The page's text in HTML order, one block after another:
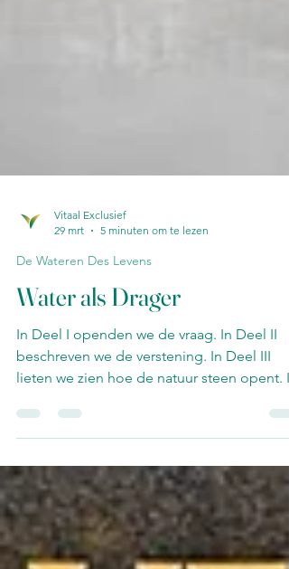
29 mrt
5 minuten om te lezen
De Wateren Des Levens
Water als Drager
In Deel I openden we de vraag. In Deel II
beschreven we de verstening. In Deel III
lieten we zien hoe de natuur steen opent. In
Deel IV volgden we de route van darm naar
verbindt. Het medium dat alles draagt. Het
element zonder welk geen enkel systeem in
het lichaam functioneert. Water. SA.GIG —
Het Oudste Medische Handboek is